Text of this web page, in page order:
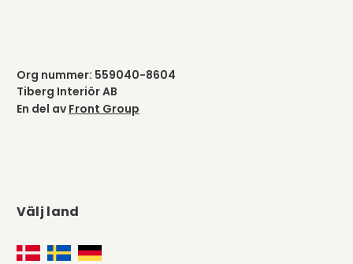
Org nummer: 559040-8604
Tiberg Interiör AB
En del av Front Group
Välj land